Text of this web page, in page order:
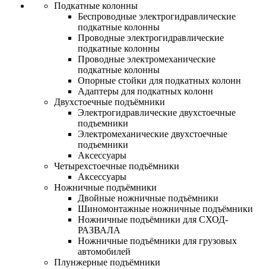
Подкатные колонны
Беспроводные электрогидравлические
подкатные колонны
Проводные электрогидравлические
подкатные колонны
Проводные электромеханические
подкатные колонны
Опорные стойки для подкатных колонн
Адаптеры для подкатных колонн
Двухстоечные подъёмники
Электрогидравлические двухстоечные
подъемники
Электромеханические двухстоечные
подъемники
Аксессуары
Четырехстоечные подъёмники
Аксессуары
Ножничные подъёмники
Двойные ножничные подъёмники
Шиномонтажные ножничные подъёмники
Ножничные подъёмники для СХОД-
РАЗВАЛА
Ножничные подъёмники для грузовых
автомобилей
Плунжерные подъёмники